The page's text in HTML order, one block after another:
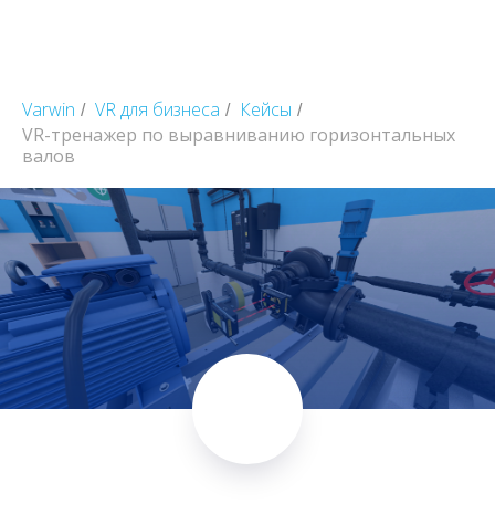
Varwin / VR для бизнеса / Кейсы /
VR-тренажер по выравниванию горизонтальных
валов